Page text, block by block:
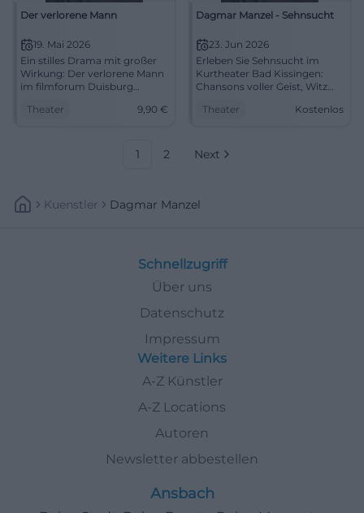
Der verlorene Mann
19. Mai 2026
Ein stilles Drama mit großer
Wirkung: Der verlorene Mann
im filmforum Duisburg
starken Darstellern.
Theater 9,90 €
Dagmar Manzel - Sehnsucht
23. Jun 2026
Erleben Sie Sehnsucht im
Kurtheater Bad Kissingen:
Chansons voller Geist, Witz
Dagmar Manzels
Bühnenerlebnis – jetzt Plätze
Theater Kostenlos
1 2 Next
Kuenstler Dagmar Manzel
Schnellzugriff
Über uns
Datenschutz
Impressum
Weitere Links
A-Z Künstler
A-Z Locations
Autoren
Newsletter abbestellen
Ansbach